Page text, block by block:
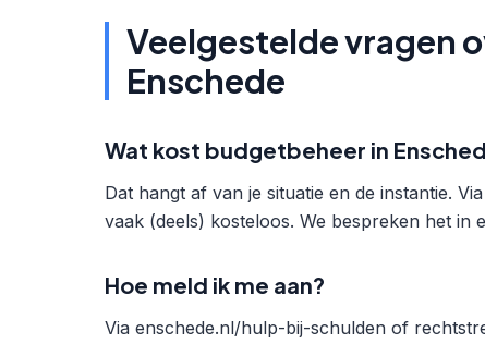
Veelgestelde vragen
Enschede
Wat kost budgetbeheer in
Dat hangt af van je situatie en de instantie.
vaak (deels) kosteloos. We bespreken het in
Hoe meld ik me aan?
Via enschede.nl/hulp-bij-schulden of